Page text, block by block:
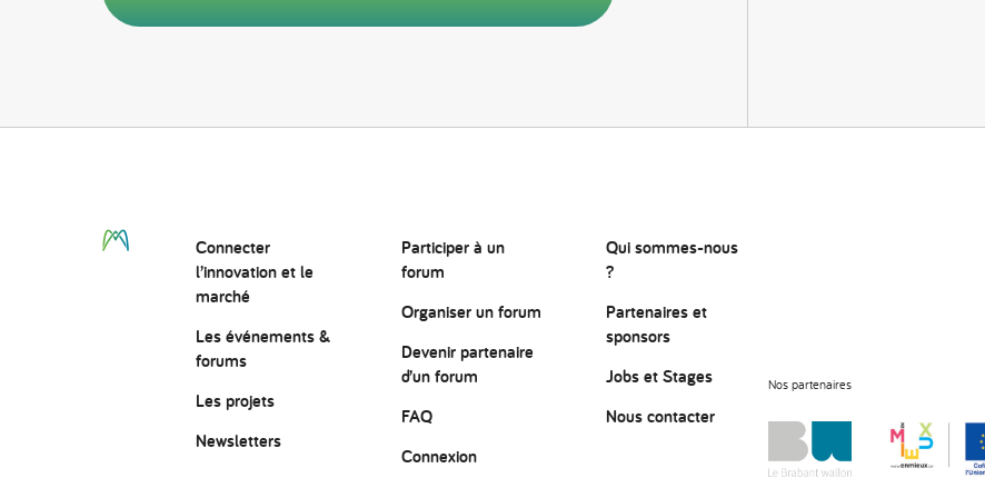
Connecter
l’innovationet le
marché
Les événements &
forums
Les projets
Newsletters
Participer à un
forum
Organiser un forum
Devenir partenaire
d’un forum
FAQ
Connexion
Qui sommes-nous
?
Partenaires et
sponsors
Jobs et Stages
Nous contacter
Nos partenaires